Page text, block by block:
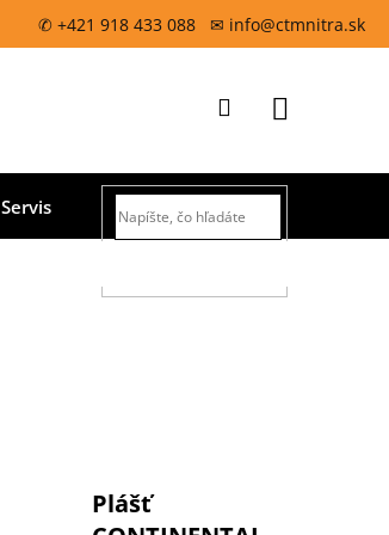
✆ +421 918 433 088 ✉ info@ctmnitra.sk
Servis
Prihlásenie
košík
Plášť